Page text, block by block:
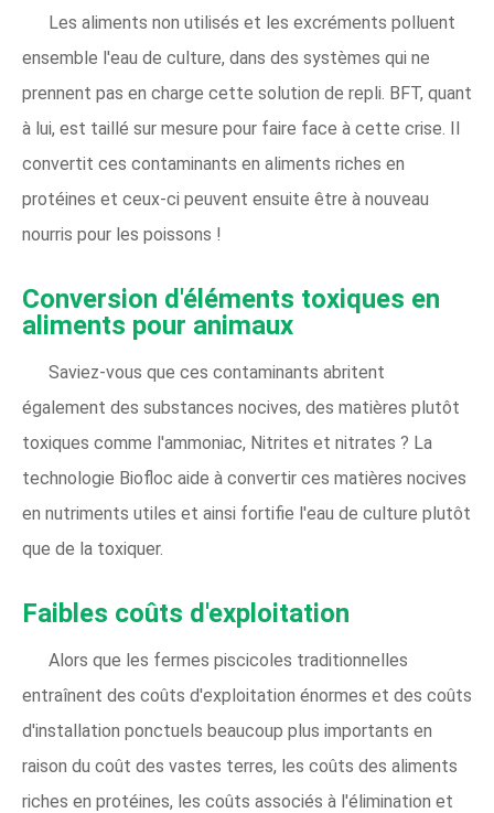
Les aliments non utilisés et les excréments polluent
ensemble l'eau de culture, dans des systèmes qui ne
prennent pas en charge cette solution de repli. BFT, quant
à lui, est taillé sur mesure pour faire face à cette crise. Il
convertit ces contaminants en aliments riches en
protéines et ceux-ci peuvent ensuite être à nouveau
nourris pour les poissons !
Conversion d'éléments toxiques en
aliments pour animaux
Saviez-vous que ces contaminants abritent
également des substances nocives, des matières plutôt
toxiques comme l'ammoniac, Nitrites et nitrates ? La
technologie Biofloc aide à convertir ces matières nocives
en nutriments utiles et ainsi fortifie l'eau de culture plutôt
que de la toxiquer.
Faibles coûts d'exploitation
Alors que les fermes piscicoles traditionnelles
entraînent des coûts d'exploitation énormes et des coûts
d'installation ponctuels beaucoup plus importants en
raison du coût des vastes terres, les coûts des aliments
riches en protéines, les coûts associés à l'élimination et